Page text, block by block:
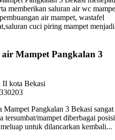
memberikan saluran air wc
air mampet, wastafel
cuci piring mampet menjadi
Mampet Pangkalan 3
kota Bekasi
Mampet Pangkalan 3 Bekasi sangat
tersumbat/mampet diberbagai
untuk dilancarkan kembali...